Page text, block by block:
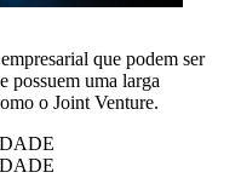
que podem ser
possuem uma larga
o Joint Venture.